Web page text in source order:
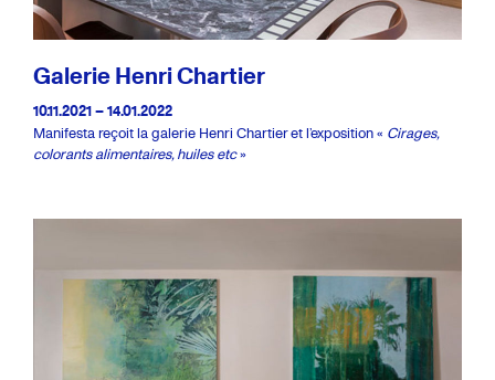
Galerie Henri Chartier
10.11.2021 – 14.01.2022
Manifesta reçoit la galerie Henri Chartier et l’exposition « Cirages,
colorants alimentaires, huiles etc»